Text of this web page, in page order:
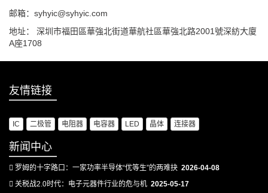
邮箱：syhyic@syhyic.com
地址： 深圳市福田區華強北街道華航社區華強北路2001號深紡大廈
A座1708
友情链接
IC 二极管 电阻器 电容器 LED 晶体 连接器
新闻中心
罗姆的十字路口：一家功率半导体“优等生”的两难抉 2026-04-08
关税战2.0时代：电子元器件行业的危与机 2025-05-17